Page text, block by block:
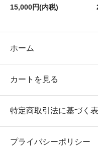
15,000円(内税)
ホーム
カートを見る
特定商取引法に基づく
プライバシーポリシー